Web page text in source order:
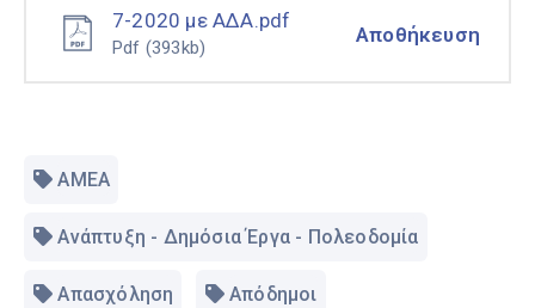
7-2020 με ΑΔΑ.pdf
Pdf (393kb)
Αποθήκευση
ΑΜΕΑ
Ανάπτυξη - Δημόσια Έργα - Πολεοδομία
Απασχόληση Απόδημοι